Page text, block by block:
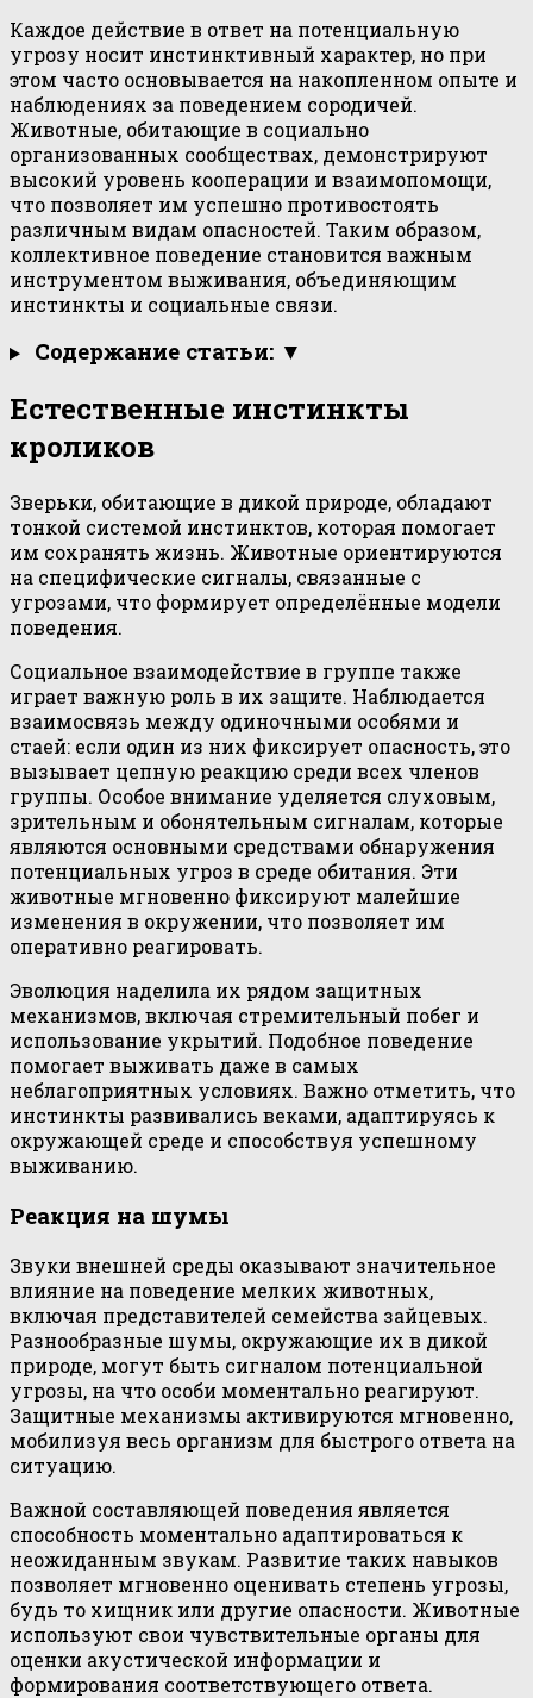
Каждое действие в ответ на потенциальную
угрозу носит инстинктивный характер, но при
этом часто основывается на накопленном опыте и
наблюдениях за поведением сородичей.
Животные, обитающие в социально
организованных сообществах, демонстрируют
высокий уровень кооперации и взаимопомощи,
что позволяет им успешно противостоять
различным видам опасностей. Таким образом,
коллективное поведение становится важным
инструментом выживания, объединяющим
инстинкты и социальные связи.
Содержание статьи: ▼
Естественные инстинкты
кроликов
Зверьки, обитающие в дикой природе, обладают
тонкой системой инстинктов, которая помогает
им сохранять жизнь. Животные ориентируются
на специфические сигналы, связанные с
угрозами, что формирует определённые модели
поведения.
Социальное взаимодействие в группе также
играет важную роль в их защите. Наблюдается
взаимосвязь между одиночными особями и
стаей: если один из них фиксирует опасность, это
вызывает цепную реакцию среди всех членов
группы. Особое внимание уделяется слуховым,
зрительным и обонятельным сигналам, которые
являются основными средствами обнаружения
потенциальных угроз в среде обитания. Эти
животные мгновенно фиксируют малейшие
изменения в окружении, что позволяет им
оперативно реагировать.
Эволюция наделила их рядом защитных
механизмов, включая стремительный побег и
использование укрытий. Подобное поведение
помогает выживать даже в самых
неблагоприятных условиях. Важно отметить, что
инстинкты развивались веками, адаптируясь к
окружающей среде и способствуя успешному
выживанию.
Реакция на шумы
Звуки внешней среды оказывают значительное
влияние на поведение мелких животных,
включая представителей семейства зайцевых.
Разнообразные шумы, окружающие их в дикой
природе, могут быть сигналом потенциальной
угрозы, на что особи моментально реагируют.
Защитные механизмы активируются мгновенно,
мобилизуя весь организм для быстрого ответа на
ситуацию.
Важной составляющей поведения является
способность моментально адаптироваться к
неожиданным звукам. Развитие таких навыков
позволяет мгновенно оценивать степень угрозы,
будь то хищник или другие опасности. Животные
используют свои чувствительные органы для
оценки акустической информации и
формирования соответствующего ответа.